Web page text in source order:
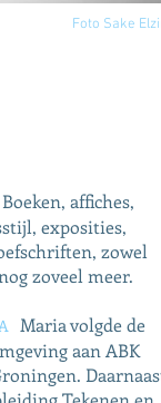
Foto Sake
Boeken, affiches,
exposities,
zowel
zoveel meer.
Maria volgde de
aan ABK